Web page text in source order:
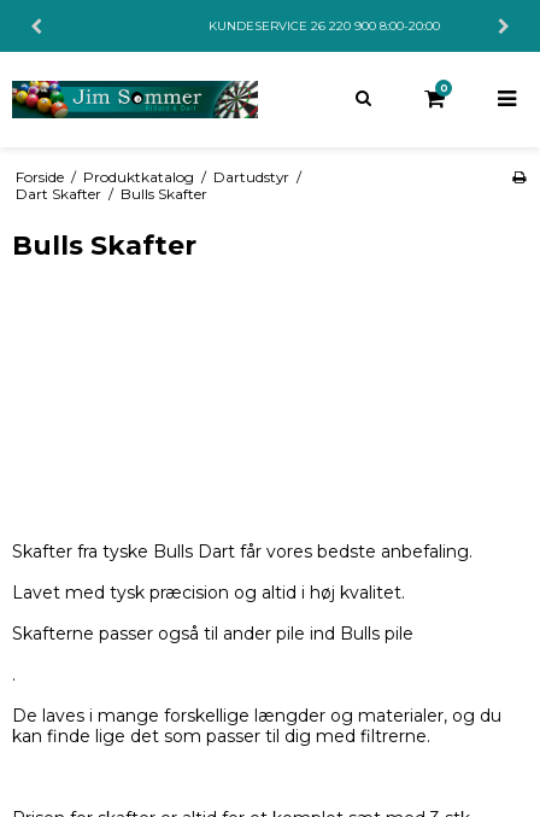
KUNDESERVICE 26 220 900 8:00-20:00
0
Forside / Produktkatalog / Dartudstyr /
Dart Skafter / Bulls Skafter
Bulls Skafter
Skafter fra tyske Bulls Dart får vores bedste anbefaling.
Lavet med tysk præcision og altid i høj kvalitet.
Skafterne passer også til ander pile ind Bulls pile
.
De laves i mange forskellige længder og materialer, og du
kan finde lige det som passer til dig med filtrerne.